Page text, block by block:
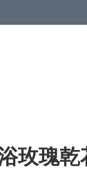
玫瑰乾